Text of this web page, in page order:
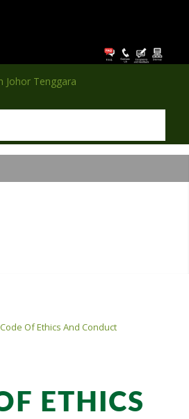
Code Of Ethics And Conduct
ETHICS